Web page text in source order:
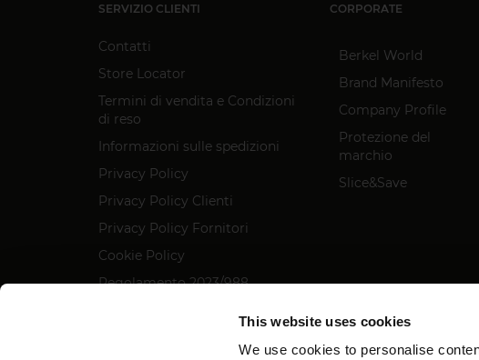
This website uses cookies
We use cookies to personalise
SERVIZIO CLIENTI
Contatti
Store Locator
Termini di vendita e Condizioni
di reso
Informazioni sulle spedizioni
Privacy Policy
Privacy Policy Clienti
Privacy Policy Fornitori
Cookie Policy
Regolamento 2023/988
CORPORATE
Berkel World
Brand Manifesto
Company Profile
Protezione del
marchio
Slice&Save